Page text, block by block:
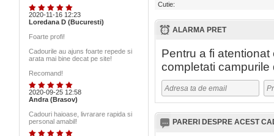
2020-11-16 12:23
Loredana D (Bucuresti)
Foarte profi!
Cadourile au ajuns foarte repede si
arata mai bine decat pe site!
Recomand!
2020-09-25 12:58
Andra (Brasov)
Cadouri haioase, livrarare rapida si
personal amabil!
Cutie:
ALARMA PRET
Pentru a fi
completati campurile
PARERI DESPRE ACEST